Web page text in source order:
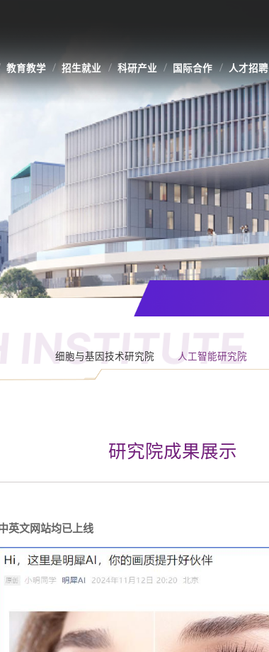
教育教学 招生就业 科研产业 国际合作 人才招聘
INSTITUTE
细胞与基因技术研究院 人工智能研究院
研究院成果展示
英文网站均已上线